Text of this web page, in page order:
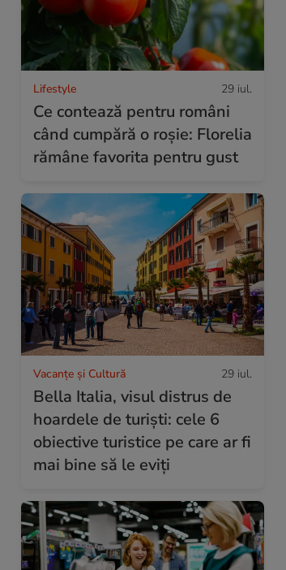
Lifestyle 29 iul.
Ce contează pentru români
când cumpără o roșie: Florelia
rămâne favorita pentru gust
Vacanțe și Cultură 29 iul.
Bella Italia, visul distrus de
hoardele de turiști: cele 6
obiective turistice pe care ar fi
mai bine să le eviți